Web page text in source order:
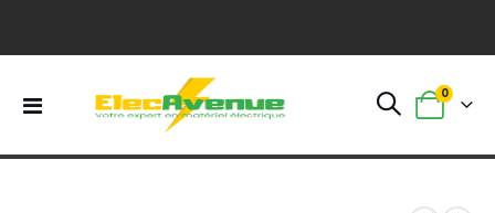
Basculer
Panier
0